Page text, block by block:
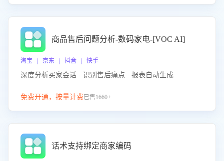
商品售后问题分析-数码家电-[VOC AI]
淘宝 | 京东 | 抖音 | 快手
深度分析买家会话 · 识别售后痛点 · 报表自动生成
免费开通，按量计费已售1660+
话术支持绑定商家编码